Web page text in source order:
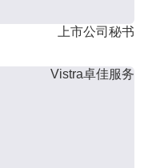
上市公司秘书
Vistra卓佳服务